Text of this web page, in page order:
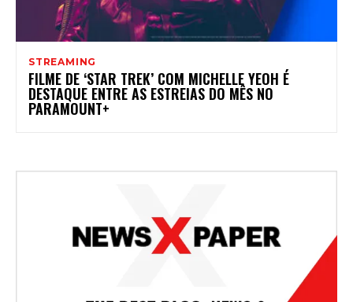
STREAMING
FILME DE ‘STAR TREK’ COM MICHELLE YEOH É
DESTAQUE ENTRE AS ESTREIAS DO MÊS NO
PARAMOUNT+